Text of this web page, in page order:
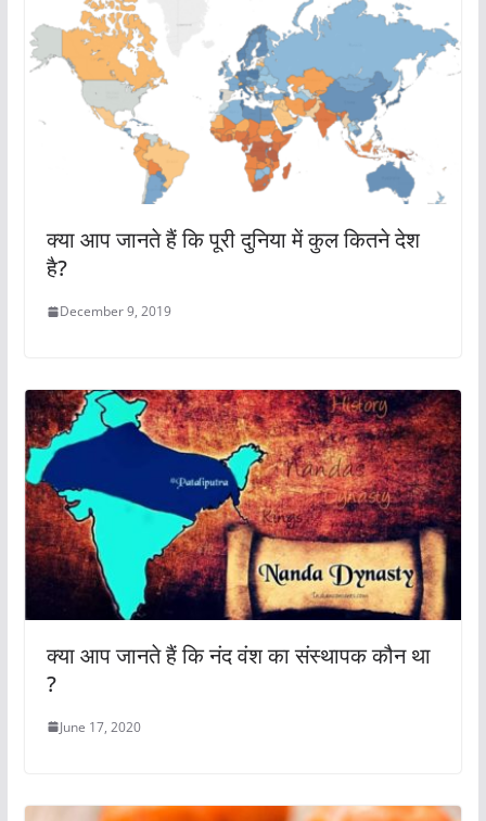
क्या आप जानते हैं कि पूरी दुनिया में कुल कितने देश
है?
December 9, 2019
क्या आप जानते हैं कि नंद वंश का संस्थापक कौन था
?
June 17, 2020